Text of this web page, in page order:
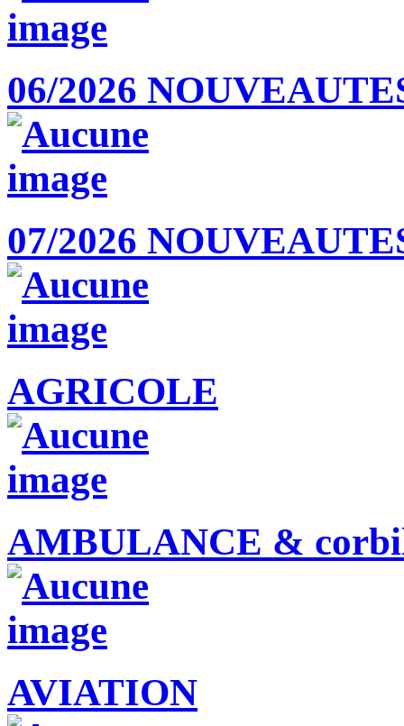
06/2026
07/2026
AGRICOLE
AMBULANCE &
AVIATION